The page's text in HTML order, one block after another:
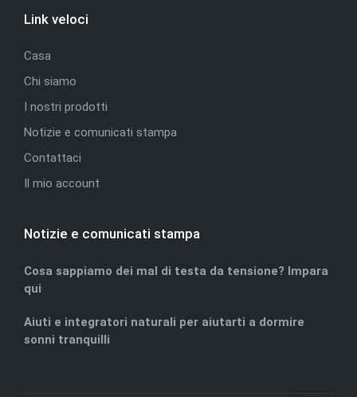
Link veloci
Casa
Chi siamo
I nostri prodotti
Notizie e comunicati stampa
Contattaci
Il mio account
Notizie e comunicati stampa
Cosa sappiamo dei mal di testa da tensione? Impara
qui
Aiuti e integratori naturali per aiutarti a dormire
sonni tranquilli